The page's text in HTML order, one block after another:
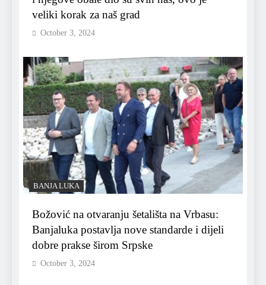
veliki korak za naš grad
October 3, 2024
BANJA LUKA
Božović na otvaranju šetališta na Vrbasu:
Banjaluka postavlja nove standarde i dijeli
dobre prakse širom Srpske
October 3, 2024